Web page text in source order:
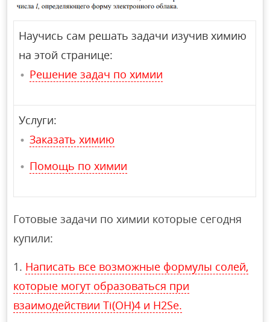
Научись сам решать задачи изучив химию
на этой странице:
Решение задач по химии
Услуги:
Заказать химию
Помощь по химии
Готовые задачи по химии которые сегодня
купили:
Написать все возможные формулы солей,
которые могут образоваться при
взаимодействии Ti(OH)4 и H2Se.